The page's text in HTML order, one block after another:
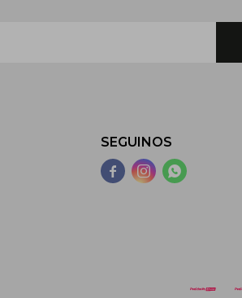
SEGUINOS
  